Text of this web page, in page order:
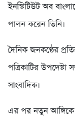
ইনস্টিটিউট অব
পালন করেন তিনি।
দৈনিক জনকণ্ঠের
পত্রিকাটির
সাংবাদিক।
এর পর নতুন আঙ্গিকে